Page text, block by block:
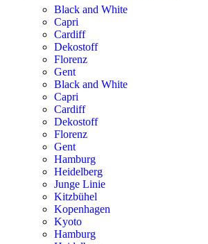
Black and White
Capri
Cardiff
Dekostoff
Florenz
Gent
Black and White
Capri
Cardiff
Dekostoff
Florenz
Gent
Hamburg
Heidelberg
Junge Linie
Kitzbühel
Kopenhagen
Kyoto
Hamburg